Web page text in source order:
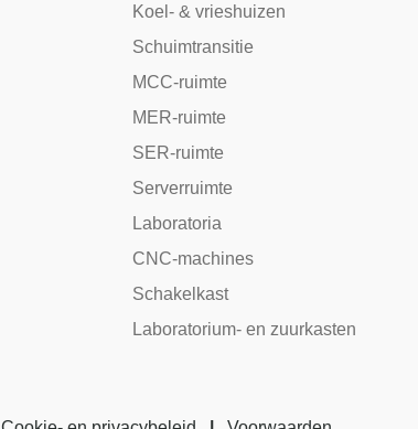
Koel- & vrieshuizen
Schuimtransitie
MCC-ruimte
MER-ruimte
SER-ruimte
Serverruimte
Laboratoria
CNC-machines
Schakelkast
Laboratorium- en zuurkasten